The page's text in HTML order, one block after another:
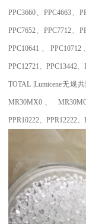
PPC3660、PPC4663、
PPC7652、PPC7712、
PPC10641 、 PPC10712
PPC12721、PPC13442、
TOTAL |Lumicene无规
MR30MX0 、
PPR10222、PPR12222、